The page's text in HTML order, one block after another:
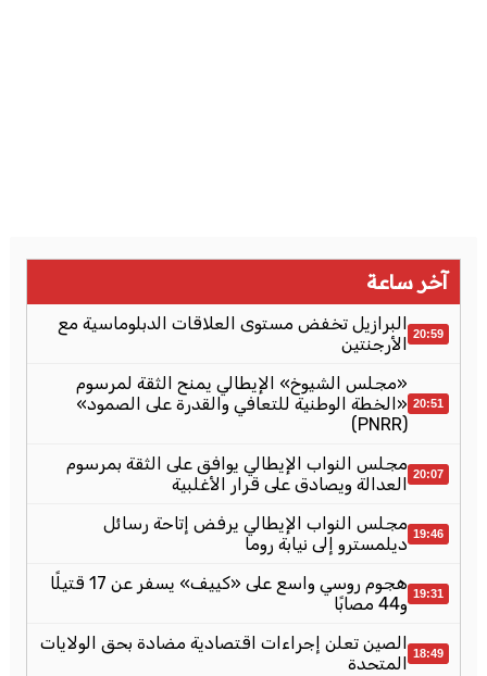
آخر ساعة
20:59 البرازيل تخفض مستوى العلاقات الدبلوماسية مع
الأرجنتين
20:51
«مجلس الشيوخ» الإيطالي يمنح الثقة لمرسوم
«الخطة الوطنية للتعافي والقدرة على الصمود»
(PNRR)
20:07 مجلس النواب الإيطالي يوافق على الثقة بمرسوم
العدالة ويصادق على قرار الأغلبية
19:46 مجلس النواب الإيطالي يرفض إتاحة رسائل
ديلمسترو إلى نيابة روما
19:31
هجوم روسي واسع على «كييف» يسفر عن 17 قتيلًا
و44 مصابًا
18:49 الصين تعلن إجراءات اقتصادية مضادة بحق الولايات
المتحدة